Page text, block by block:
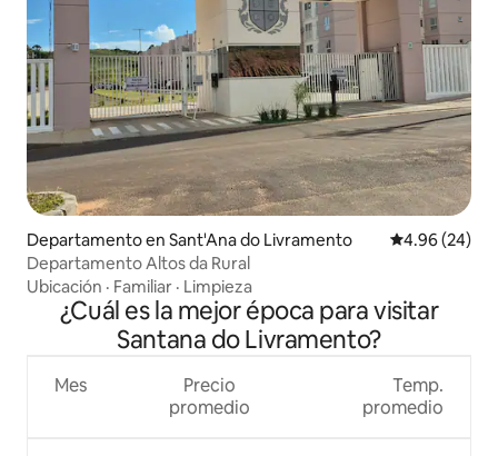
Departamento en Sant'Ana do Livramento Calificación
4.96 (24)
Departamento Altos da Rural
Ubicación · Familiar · Limpieza
¿Cuál es la mejor época para visitar
Santana do Livramento?
Mes
Precio
promedio
Temp.
promedio